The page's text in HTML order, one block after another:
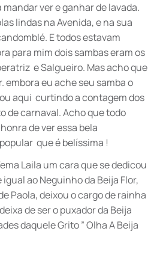
ver e ganhar de lavada.
lindas na Avenida, e na sua
E todos estavam
para mim dois sambas eram os
e Salgueiro. Mas acho que
embora eu ache seu samba o
aqui curtindo a contagem dos
de carnaval. Acho que todo
de ver essa bela
que é belíssima !
Laila um cara que se dedicou
ao Neguinho da Beija Flor,
Paola, deixou o cargo de rainha
de ser o puxador da Beija
daquele Grito ” Olha A Beija